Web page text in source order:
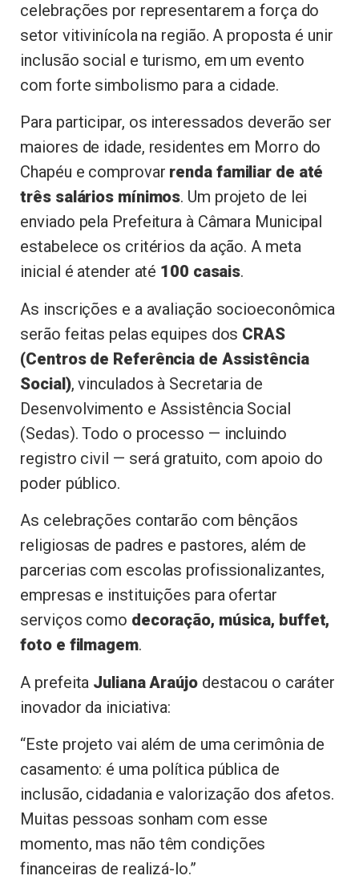
celebrações por representarem a força do
setor vitivinícola na região. A proposta é unir
inclusão social e turismo, em um evento
com forte simbolismo para a cidade.
Para participar, os interessados deverão ser
maiores de idade, residentes em Morro do
Chapéu e comprovar renda familiar de até
três salários mínimos. Um projeto de lei
enviado pela Prefeitura à Câmara Municipal
estabelece os critérios da ação. A meta
inicial é atender até 100 casais.
As inscrições e a avaliação socioeconômica
serão feitas pelas equipes dos CRAS
(Centros de Referência de Assistência
Social), vinculados à Secretaria de
Desenvolvimento e Assistência Social
(Sedas). Todo o processo — incluindo
registro civil — será gratuito, com apoio do
poder público.
As celebrações contarão com bênçãos
religiosas de padres e pastores, além de
parcerias com escolas profissionalizantes,
empresas e instituições para ofertar
serviços como decoração, música, buffet,
foto e filmagem.
A prefeita Juliana Araújodestacou o caráter
inovador da iniciativa:
“Este projeto vai além de uma cerimônia de
casamento: é uma política pública de
inclusão, cidadania e valorização dos afetos.
Muitas pessoas sonham com esse
momento, mas não têm condições
financeiras de realizá-lo.”